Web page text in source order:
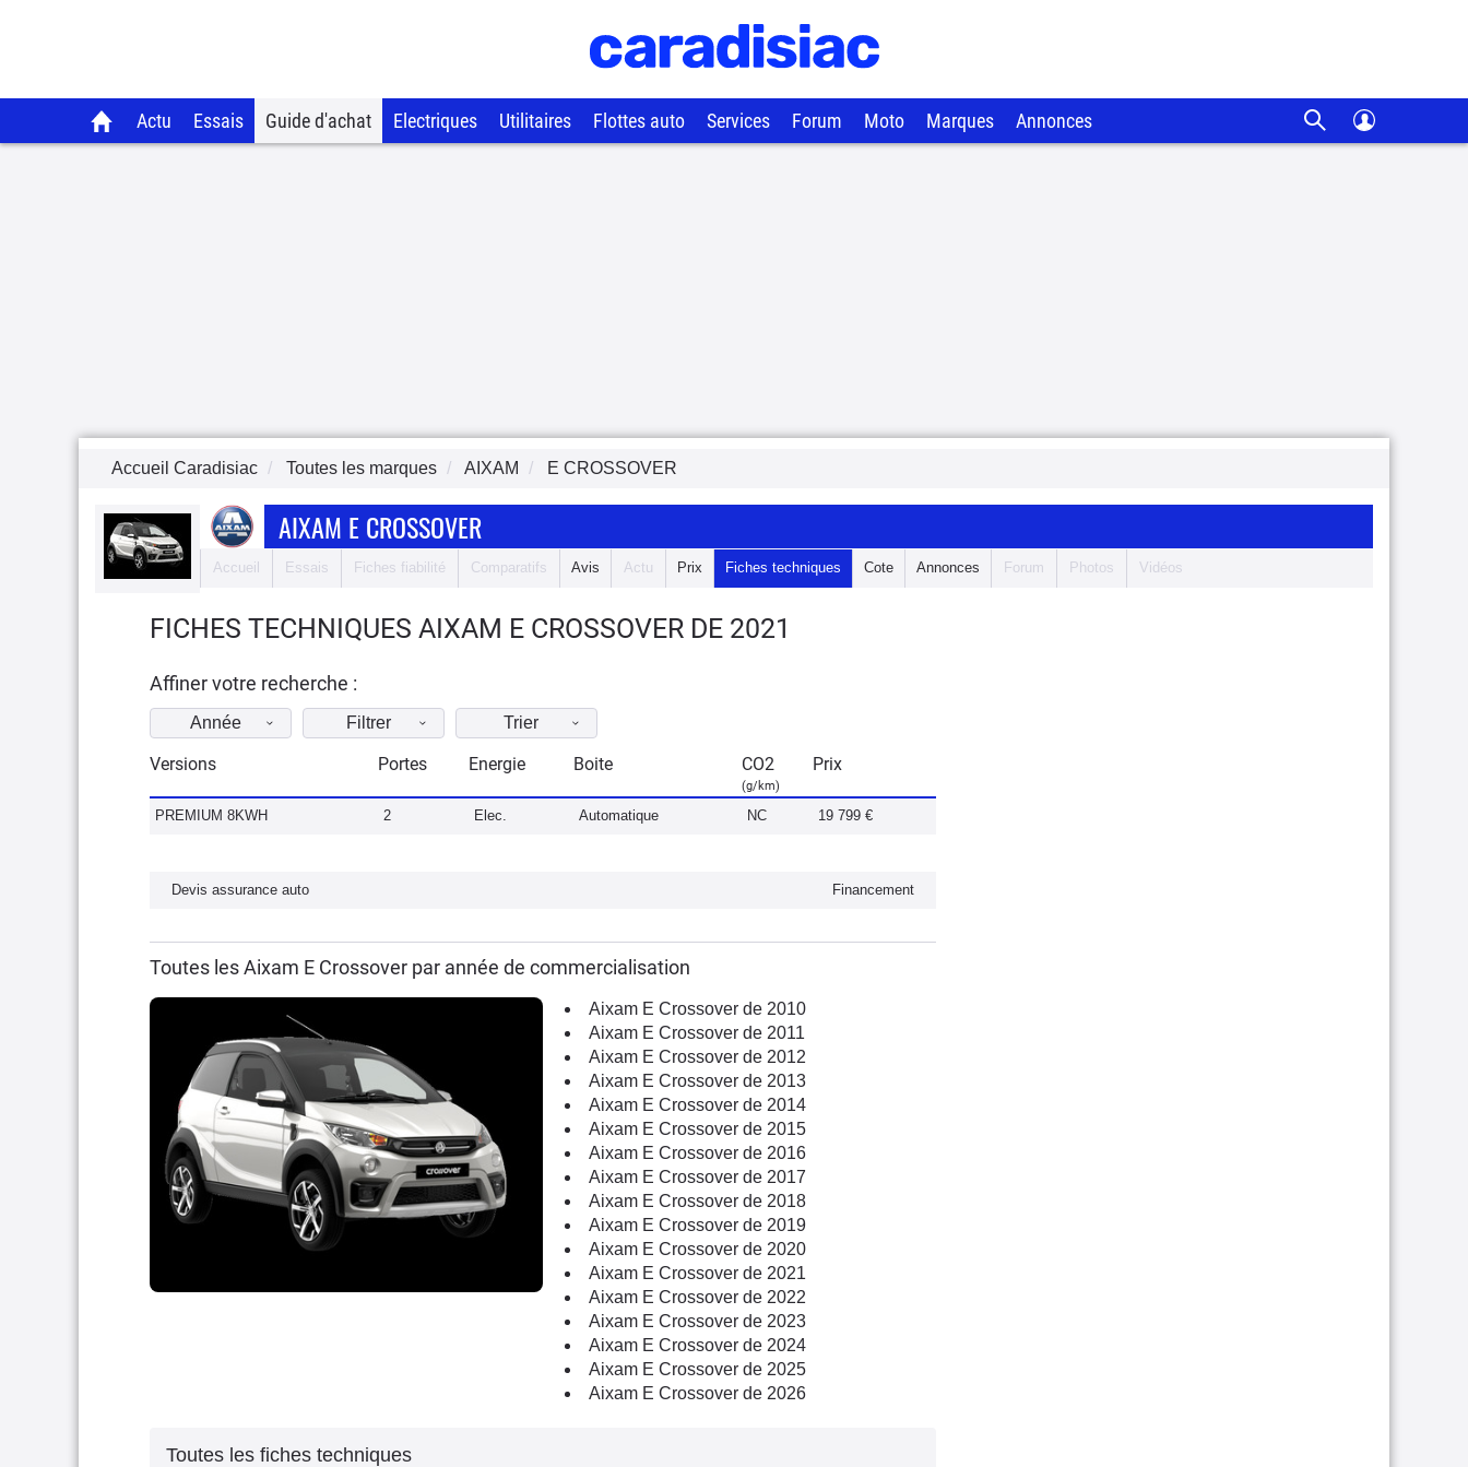
Actu Essais Guide d'achat Electriques Utilitaires Flottes auto Services Forum Moto Marques Annonces
Accueil Caradisiac Toutes les marques AIXAM E CROSSOVER
AIXAM E CROSSOVER
Accueil Essais Fiches fiabilité Comparatifs Avis Actu Prix Fiches techniques Cote Annonces Forum Photos Vidéos
FICHES TECHNIQUES AIXAM E CROSSOVER DE 2021
Affiner votre recherche :
Année Filtrer Trier
Versions Portes Energie Boite CO2
(g/km)
Prix
PREMIUM 8KWH 2 Elec. Automatique NC 19 799 €
Devis assurance auto Financement
Toutes les Aixam E Crossover par année de commercialisation
Aixam E Crossover de 2010
Aixam E Crossover de 2011
Aixam E Crossover de 2012
Aixam E Crossover de 2013
Aixam E Crossover de 2014
Aixam E Crossover de 2015
Aixam E Crossover de 2016
Aixam E Crossover de 2017
Aixam E Crossover de 2018
Aixam E Crossover de 2019
Aixam E Crossover de 2020
Aixam E Crossover de 2021
Aixam E Crossover de 2022
Aixam E Crossover de 2023
Aixam E Crossover de 2024
Aixam E Crossover de 2025
Aixam E Crossover de 2026
Toutes les fiches techniques